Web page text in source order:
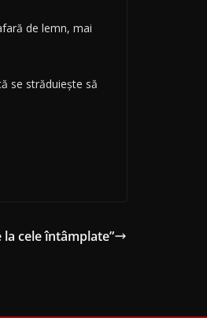
de lemn, mai
se străduiește să
cele întâmplate”